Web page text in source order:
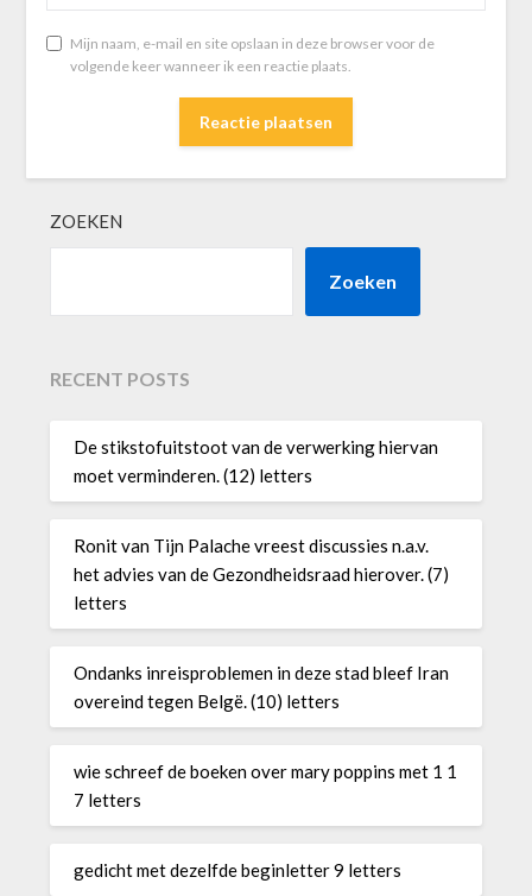
Mijn naam, e-mail en site opslaan in deze browser voor de
volgende keer wanneer ik een reactie plaats.
ZOEKEN
Zoeken
RECENT POSTS
De stikstofuitstoot van de verwerking hiervan
moet verminderen. (12) letters
Ronit van Tijn Palache vreest discussies n.a.v.
het advies van de Gezondheidsraad hierover. (7)
letters
Ondanks inreisproblemen in deze stad bleef Iran
overeind tegen Belgë. (10) letters
wie schreef de boeken over mary poppins met 1 1
7 letters
gedicht met dezelfde beginletter 9 letters